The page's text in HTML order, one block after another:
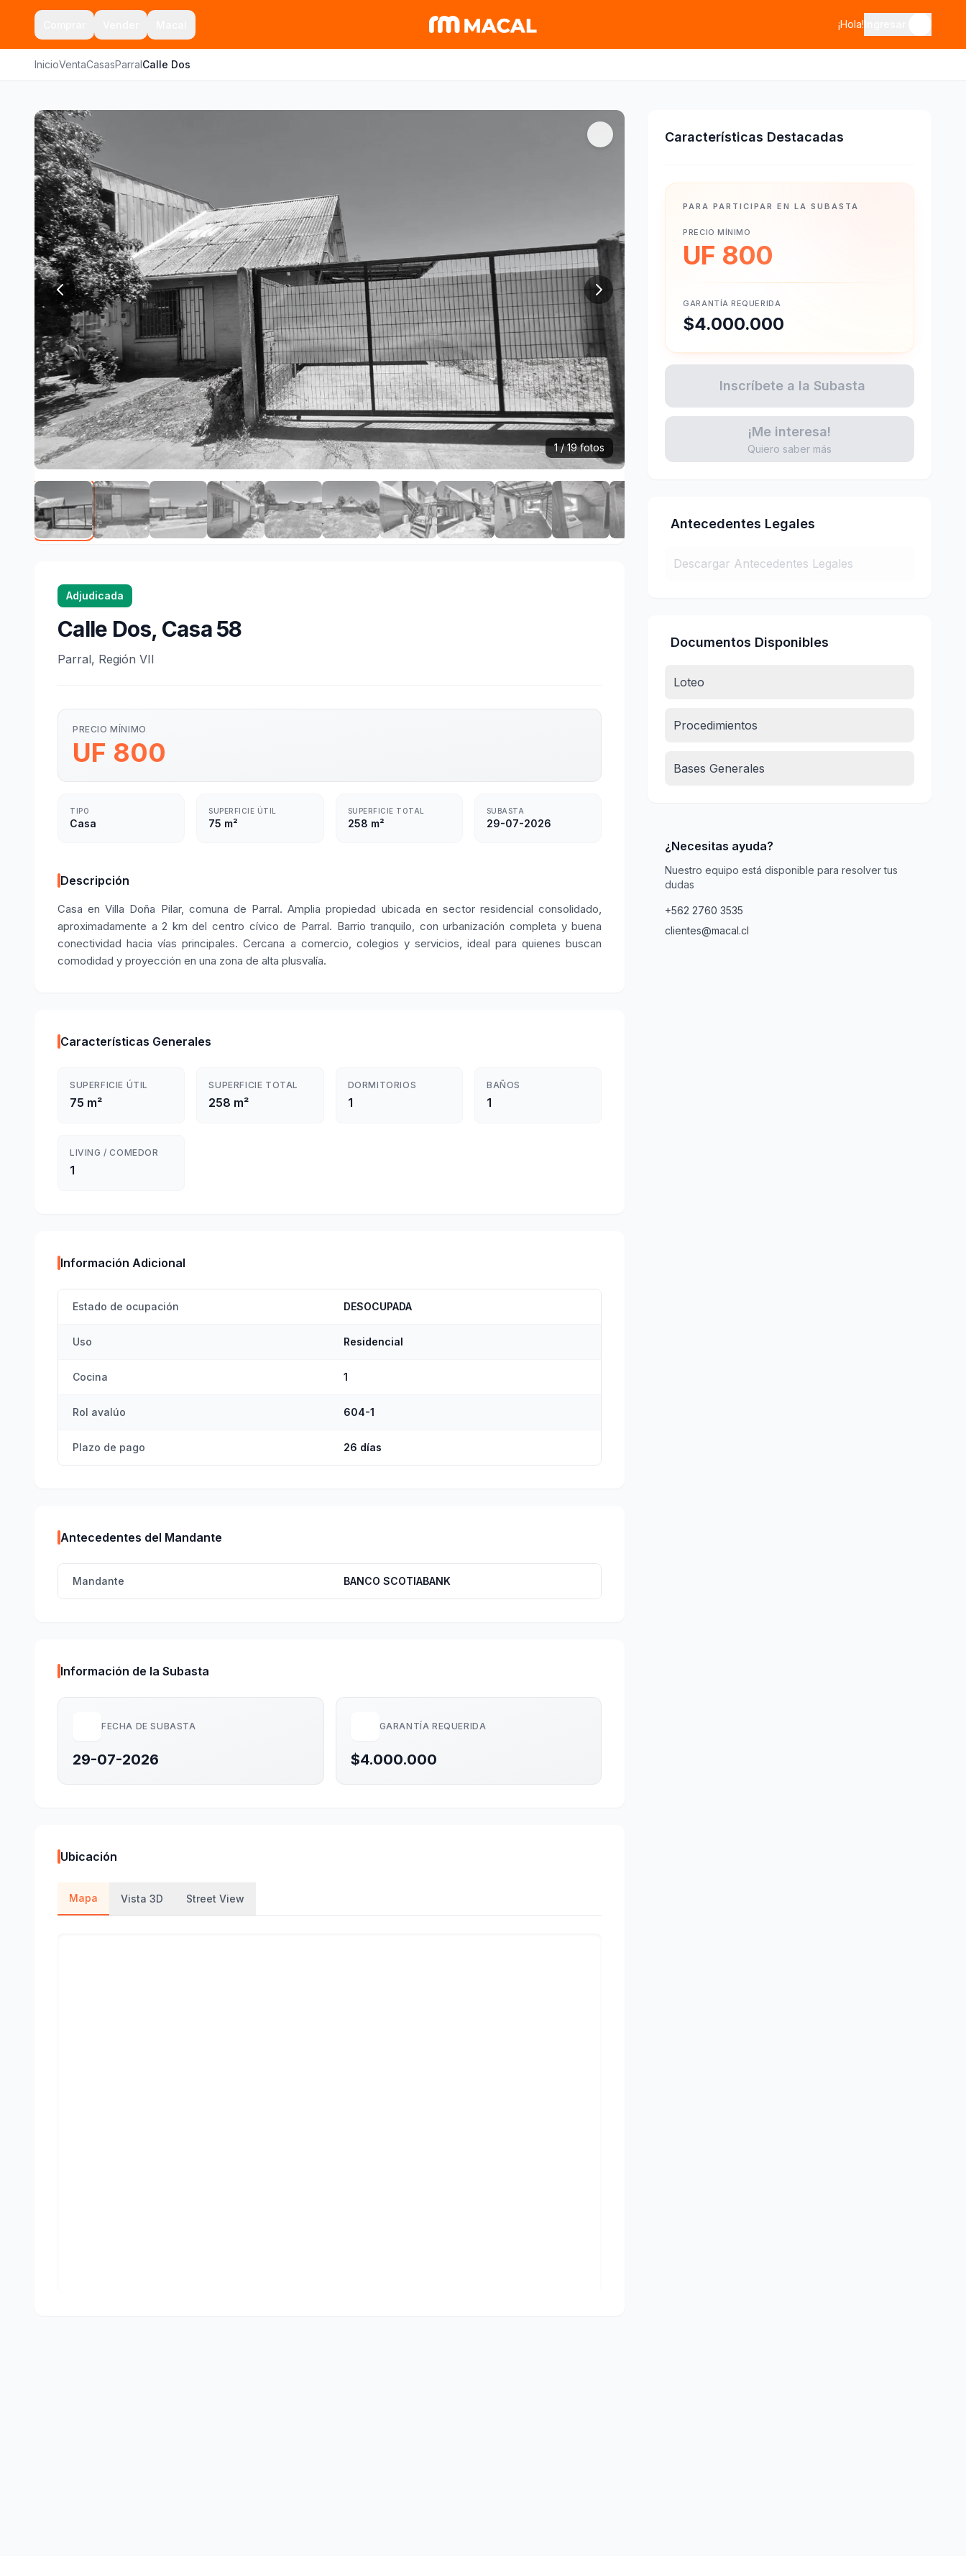
¡Hola!
InicioVentaCasasParralCalle Dos
1 / 19 fotos
Adjudicada
Calle Dos, Casa 58
Parral, Región VII
PRECIO MÍNIMO
UF 800
TIPO
Casa
SUPERFICIE ÚTIL
75 m²
SUPERFICIE TOTAL
258 m²
SUBASTA
29-07-2026
Descripción
Casa en Villa Doña Pilar, comuna de Parral. Amplia propiedad ubicada en sector residencial consolidado,
aproximadamente a 2 km del centro cívico de Parral. Barrio tranquilo, con urbanización completa y buena
conectividad hacia vías principales. Cercana a comercio, colegios y servicios, ideal para quienes buscan
comodidad y proyección en una zona de alta plusvalía.
Características Generales
SUPERFICIE ÚTIL
75 m²
SUPERFICIE TOTAL
258 m²
DORMITORIOS
1
BAÑOS
1
LIVING / COMEDOR
1
Información Adicional
Estado de ocupación DESOCUPADA
Uso Residencial
Cocina 1
Rol avalúo 604-1
Plazo de pago 26 días
Antecedentes del Mandante
Mandante BANCO SCOTIABANK
Información de la Subasta
FECHA DE SUBASTA
29-07-2026
GARANTÍA REQUERIDA
$4.000.000
Ubicación
Mapa Vista 3D Street View
Características Destacadas
PARA PARTICIPAR EN LA SUBASTA
PRECIO MÍNIMO
UF 800
GARANTÍA REQUERIDA
$4.000.000
Inscríbete a la Subasta
¡Me interesa!
Quiero saber más
Antecedentes Legales
Descargar Antecedentes Legales
Documentos Disponibles
Loteo
Procedimientos
Bases Generales
¿Necesitas ayuda?
Nuestro equipo está disponible para resolver tus
dudas
+562 2760 3535
clientes@macal.cl